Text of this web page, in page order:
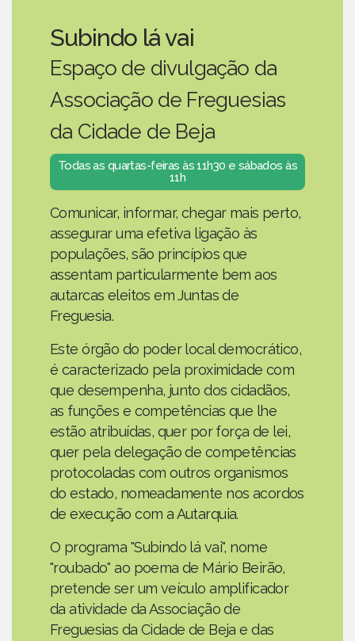
Subindo lá vai
Espaço de divulgação da
Associação de Freguesias
da Cidade de Beja
Todas as quartas-feiras às 11h30 e sábados às
11h
Comunicar, informar, chegar mais perto,
assegurar uma efetiva ligação às
populações, são princípios que
assentam particularmente bem aos
autarcas eleitos em Juntas de
Freguesia.
Este órgão do poder local democrático,
é caracterizado pela proximidade com
que desempenha, junto dos cidadãos,
as funções e competências que lhe
estão atribuídas, quer por força de lei,
quer pela delegação de competências
protocoladas com outros organismos
do estado, nomeadamente nos acordos
de execução com a Autarquia.
O programa "Subindo lá vai", nome
"roubado" ao poema de Mário Beirão,
pretende ser um veículo amplificador
da atividade da Associação de
Freguesias da Cidade de Beja e das